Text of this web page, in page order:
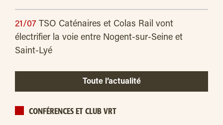
21/07 TSO Caténaires et Colas Rail vont
électrifier la voie entre Nogent-sur-Seine et
Saint-Lyé
Toute l’actualité
CONFÉRENCES ET CLUB VRT